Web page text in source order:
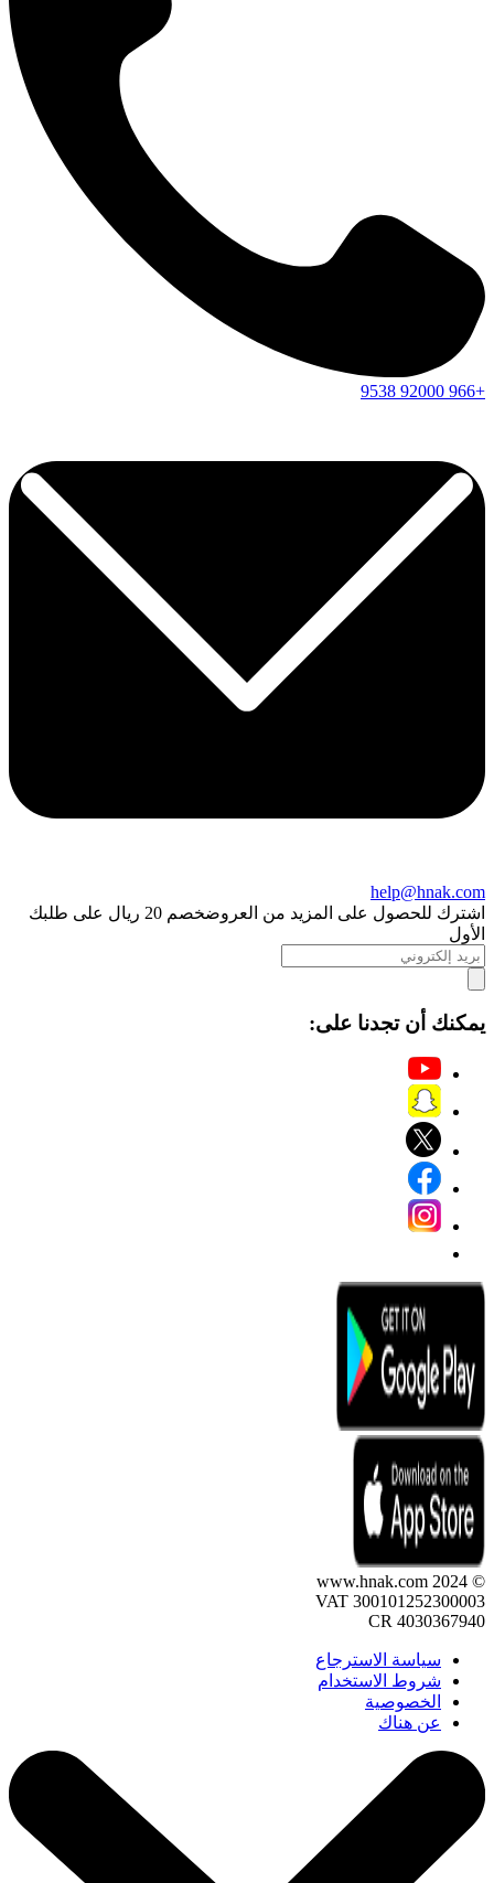
+966
92000
9538
help@hnak.com
اشترك للحصول على المزيد من العروض
خصم 20 ريال على طلبك
الأول
يمكنك أن تجدنا على:
© 2024 www.hnak.com
VAT 300101252300003
CR 4030367940
سياسة الاسترجاع
شروط الاستخدام
الخصوصية
عن هناك